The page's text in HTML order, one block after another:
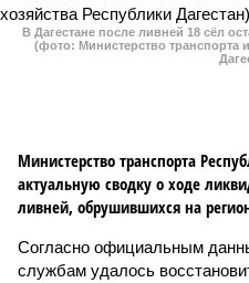
В Дагестане после ливней 18 сёл
(фото: Министерство транспорта
Министерство транспорта
актуальную сводку о ходе
ливней, обрушившихся на
Согласно официальным
службам удалось